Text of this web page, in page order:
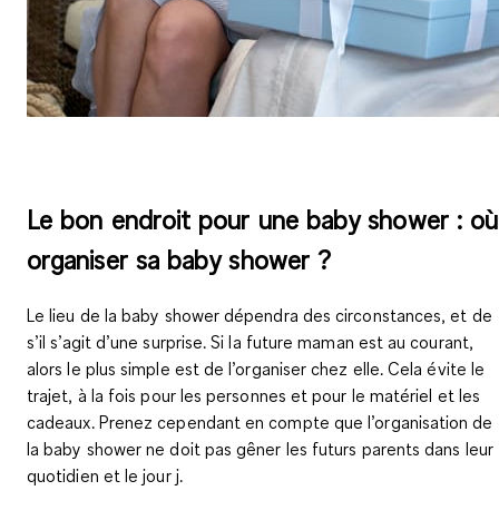
Le bon endroit pour une baby shower : où
organiser sa baby shower ?
Le lieu de la baby shower dépendra des circonstances, et de
s’il s’agit d’une surprise. Si la future maman est au courant,
alors le plus simple est de l’organiser chez elle. Cela évite le
trajet, à la fois pour les personnes et pour le matériel et les
cadeaux. Prenez cependant en compte que l’organisation de
la baby shower ne doit pas gêner les futurs parents dans leur
quotidien et le jour j.